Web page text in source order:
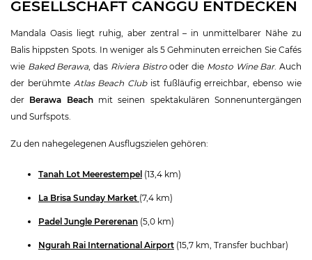
GESELLSCHAFT CANGGU ENTDECKEN
Mandala Oasis liegt ruhig, aber zentral – in unmittelbarer Nähe zu
Balis hippsten Spots. In weniger als 5 Gehminuten erreichen Sie Cafés
wie Baked Berawa , das Riviera Bistrooder die Mosto Wine Bar. Auch
der berühmte Atlas Beach Clubist fußläufig erreichbar, ebenso wie
der Berawa Beachmit seinen spektakulären Sonnenuntergängen
und Surfspots.
Zu den nahegelegenen Ausflugszielen gehören:
Tanah Lot Meerestempel (13,4 km)
La Brisa Sunday Market (7,4 km)
Padel Jungle Pererenan (5,0 km)
Ngurah Rai International Airport (15,7 km, Transfer buchbar)